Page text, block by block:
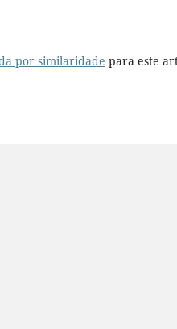
por similaridade para este